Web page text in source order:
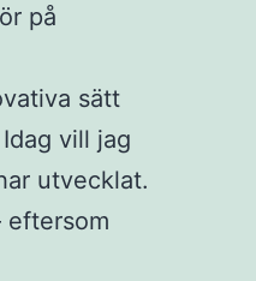
på
sätt
vill jag
utvecklat.
eftersom